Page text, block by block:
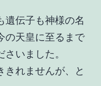
遺伝子も神様の名
の天皇に至るまで
いました。
きれませんが、と